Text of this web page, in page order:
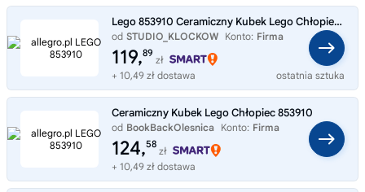
Lego 853910 Ceramiczny Kubek Lego Chłopiec NOWY
od STUDIO_KLOCKOW Konto: Firma
119,89
zł
+ 10,49 zł dostawa
ostatnia sztuka
Ceramiczny Kubek Lego Chłopiec 853910
od BookBackOlesnica Konto: Firma
124,58
zł
+ 10,49 zł dostawa